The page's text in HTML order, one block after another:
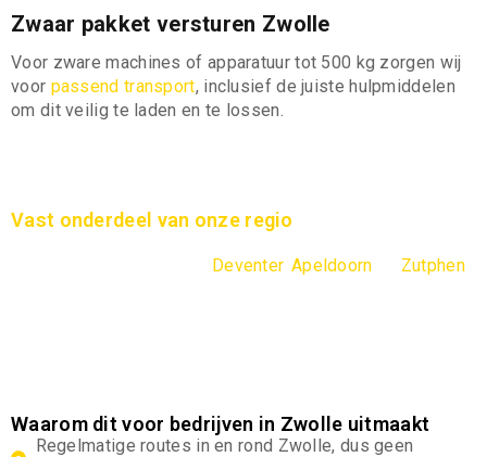
Zwaar pakket versturen Zwolle
Voor zware machines of apparatuur tot 500 kg zorgen wij
voor passend transport, inclusief de juiste hulpmiddelen
om dit veilig te laden en te lossen.
Vast onderdeel van onze regio
Deventer, Apeldoorn Zutphen.
Waarom dit voor bedrijven in Zwolle uitmaakt
Regelmatige routes in en rond Zwolle, dus geen